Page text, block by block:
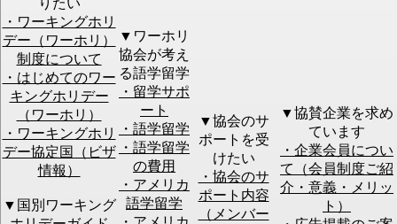
セミナー名
[オンラインC]06月09日 (Tue) 16:00
～ 【STEP1】社会人限定！仕事を辞
めてワーホリ！帰国後の挑戦に備え
るセミナー(少人数制)
ご注意
初めてセミナーご参加される場合は、
初心者向けセミナー
へのご予約をお願いします。
お名前 必須
りたい
・ワーキングホリ
デー（ワーホリ）
制度について
・はじめてのワー
キングホリデー
（ワーホリ）
・ワーキングホリ
デー協定国（ビザ
情報）
▼国別ワーキング
▼ワーホリ
協会が考え
る語学留学
・留学サポ
ート
・語学留学
・語学留学
の費用
・アメリカ
語学留学
▼協会のサ
ポートを受
けたい
・協会のサ
ポート内容
（メンバー
▼協賛企業を求め
ています
・企業会員につい
て（会員制度ご紹
介・意義・メリッ
ト）